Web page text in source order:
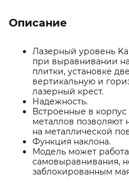
Описание
Лазерный уровень
при выравнивании
плитки, установке
вертикальную и
лазерный крест.
Надежность.
Встроенные в
металлов позволяют
на металлической
Функция наклона.
Модель может
самовыравнивания,
заблокированным